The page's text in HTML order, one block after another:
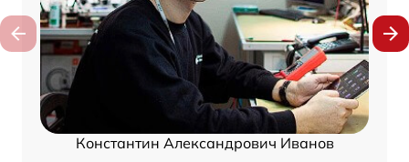
Константин Александрович Иванов